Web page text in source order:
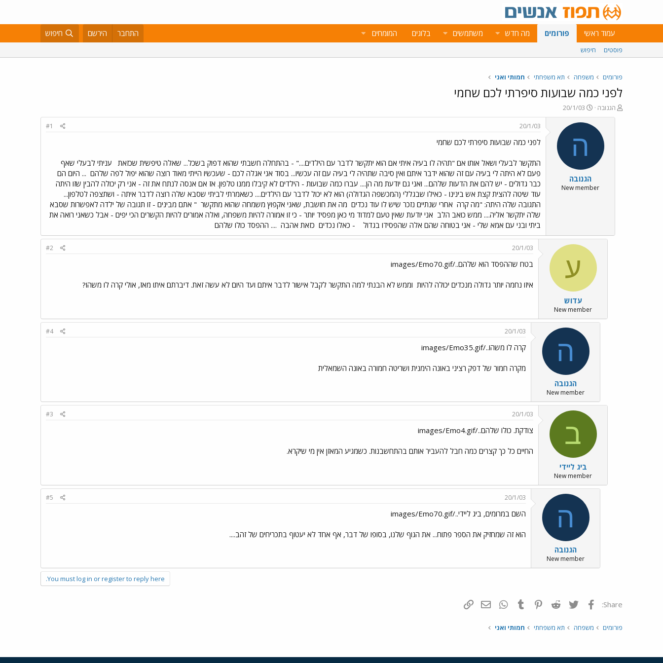
עמוד ראשי פורומים מה חדש משתמשים בלוגים המומחים התחבר הירשם חיפוש
פוסטים חיפוש
פורומים משפחה תא משפחתי חמותי ואני
לפני כמה שבועות סיפרתי לכם שחמי
פ
ו
הגנובה
פ
ו
ר
ם
א
ר
י
20/1/03
ה
הגנובה
New member
20/1/03
#1
לפני כמה שבועות סיפרתי לכם שחמי
התקשר לבעלי ושאל אותו אם "תהיה לו בעיה איתי אם הוא יתקשר לדבר עם הילדים...." - בהתחלה חשבתי שהוא דפוק בשכל... שאלה טיפשית שכזאת
עניתי לבעלי שאף
פעם לא היתה לי בעיה עם זה שהוא ידבר איתם ואין סיבה שתהיה לי בעיה עם זה עכשיו... בסוד אני אגלה לכם - שעכשיו הייתי מאוד רוצה שהוא יפול לפה שלהם ... היום הם
כבר גדולים - יש להם את הדעות שלהם... ואני גם יודעת מה הן.... עברו כמה שבועות - הילדים לא קיבלו ממנו טלפון. אז אם אנסה לנתח את זה - אני רק יכולה להבין שזו היתה
עוד שיטה להצית קצת אש בינינו - כאילו שבגללי (המכשפה הגדולה) הוא לא יכול לדבר עם הילדים.... כשאמרתי לביתי שסבא שלה רוצה לדבר איתה - ושתצפה לטלפון...
התגובה שלה היתה: "מה קרה אחרי שנתיים נזכר שיש לו עוד נכדים מה את חושבת, שאני אקפוץ משמחה שהוא מתקשר " אתם מבינים - זו תגובה של ילדה לאפשרות שסבא
שלה יתקשר אליה.... ממש כואב הלב אני יודעת שאין טעם למדוד מי כאן מפסיד יותר - כי זו אמורה להיות משפחה, ואלה אמורים להיות הקשרים הכי יפים - אבל כשאני רואה את
ביתי ובני עם אמא שלי - אני בטוחה שהם אלה שהפסידו בגדול
- כאלו נכדים כזאת אהבה .... ההפסד כולו שלהם
ע
עדוש
New member
20/1/03
#2
בטח שההפסד הוא שלהם../images/Emo70.gif
איזו נחמה יותר גדולה מנכדים יכולה להיות וממש לא הבנתי למה התקשר לקבל אישור לדבר איתם ועד היום לא עשה זאת. דיברתם איתו מאז, אולי קרה לו משהו?
ה
הגנובה
New member
20/1/03
#4
קרה לו משהו../images/Emo35.gif
מקרה חמור של דפק רציני באונה הימנית ושריטה חמורה באונה השמאלית
ב
ביג ליידי
New member
20/1/03
#3
צודקת. כולו שלהם../images/Emo4.gif
החיים כל כך קצרים כמה חבל להעביר אותם בהתחשבנות. כשמגיע המאזן אין מי שיקרא.
ה
הגנובה
New member
20/1/03
#5
השם במרומים, ביג ליידי../images/Emo70.gif
הוא זה שמחזיק את הספר פתוח... את הגוף שלנו, בסופו של דבר, אף אחד לא יעטוף בתכריחים של זהב....
You must log in or register to reply here.
Share: פייסבוק Twitter
Reddit
Pinterest
Tumblr
WhatsAppדואר אלקטרוני
פורומים משפחה תא משפחתי חמותי ואני